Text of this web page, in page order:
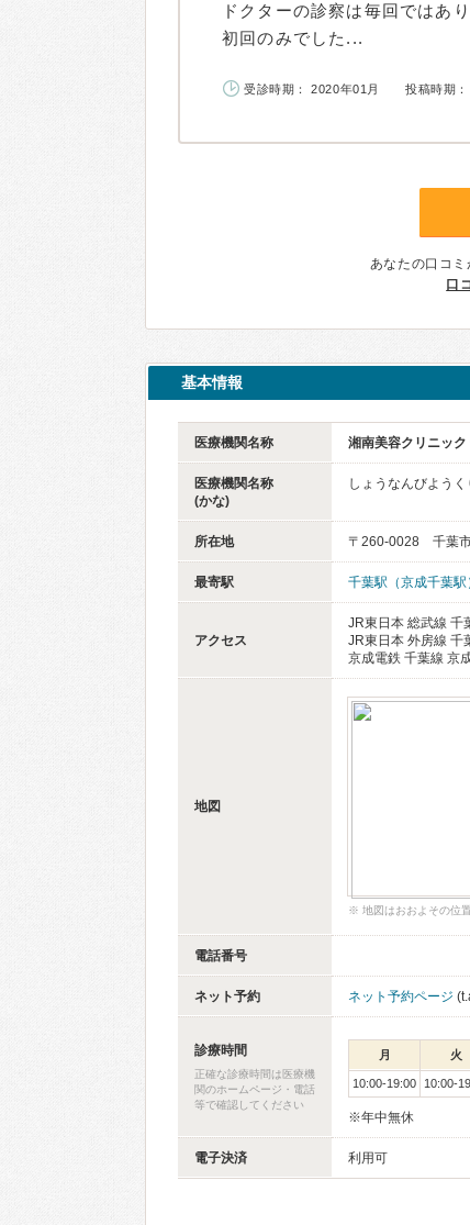
ドクターの診察は毎回ではあり
初回のみでした...
受診時期： 2020年01月 投稿時期
あなたの口コミ
口
基本情報
医療機関名称 湘南美容クリニッ
医療機関名称
(かな)
しょうなんびよう
所在地 〒260-0028 千葉
最寄駅 千葉駅（京成千葉駅
アクセス
JR東日本 総武線 千
JR東日本 外房線 千
京成電鉄 千葉線 京
地図
※ 地図はおおよその位
電話番号
ネット予約 ネット予約ページ
診療時間
正確な診療時間は医療機
関のホームページ・電話
等で確認してください
月 火
10:00-19:00 10:00-
※年中無休
電子決済 利用可